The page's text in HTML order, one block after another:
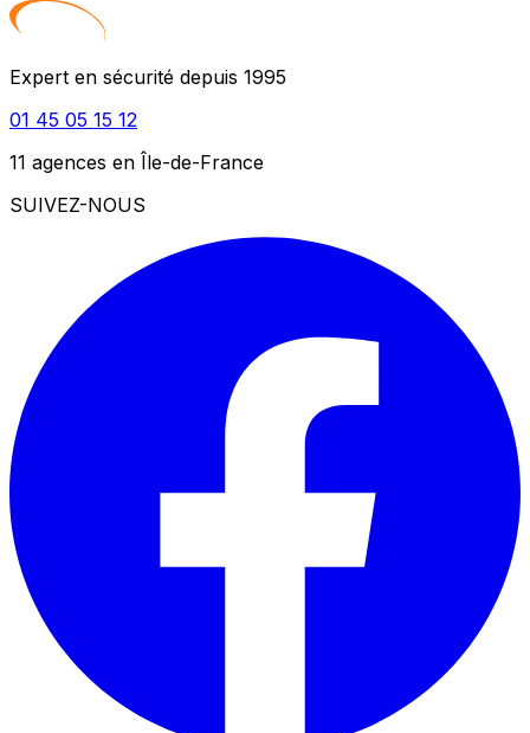
Expert en sécurité depuis 1995
01 45 05 15 12
11 agences en Île-de-France
SUIVEZ-NOUS